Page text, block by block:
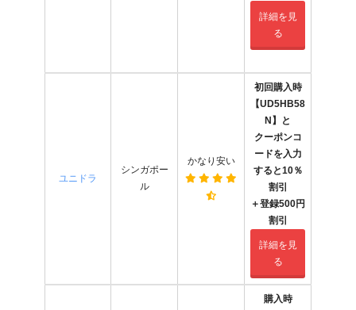
詳細を見
る
ユニドラ
シンガポー
ル
かなり安い
初回購入時
【UD5HB58
N】と
クーポンコ
ードを入力
すると10％
割引
＋登録500円
割引
詳細を見
る
購入時